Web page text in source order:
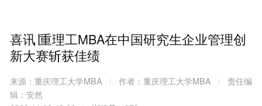
喜讯∣重理工MBA在中国研究生企业管理创
新大赛斩获佳绩
来源：重庆理工大学MBA 作者：重庆理工大学MBA
责任编
辑：安然